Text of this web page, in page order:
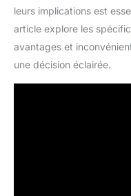
leurs implications est
article explore les
avantages et
une décision éclairée.